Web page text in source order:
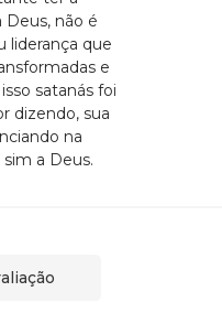
não é
liderança que
e
satanás foi
dizendo, sua
na
a Deus.